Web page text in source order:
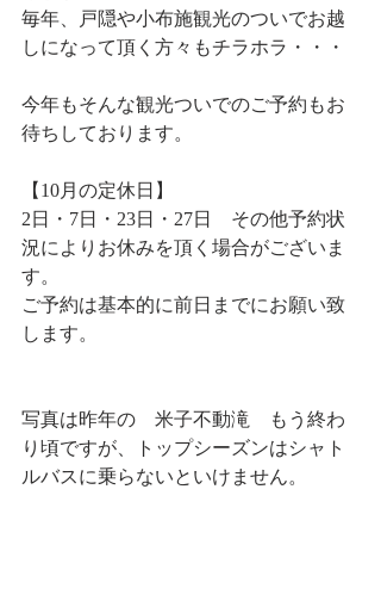
毎年、戸隠や小布施観光のついでお越
しになって頂く方々もチラホラ・・・
今年もそんな観光ついでのご予約もお
待ちしております。
【10月の定休日】
2日・7日・23日・27日　その他予約状
況によりお休みを頂く場合がございま
す。
ご予約は基本的に前日までにお願い致
します。
写真は昨年の　米子不動滝　もう終わ
り頃ですが、トップシーズンはシャト
ルバスに乗らないといけません。